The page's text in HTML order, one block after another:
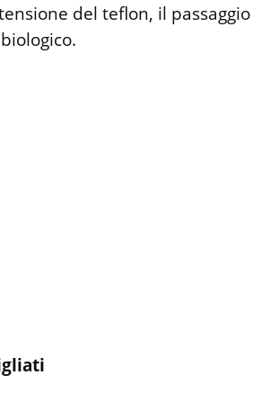
del teflon, il passaggio